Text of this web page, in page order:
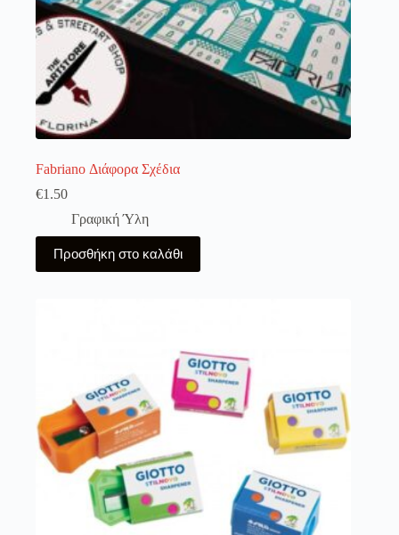
Fabriano Διάφορα Σχέδια
€1.50
Γραφική Ύλη
Προσθήκη στο καλάθι